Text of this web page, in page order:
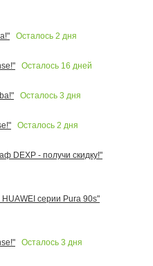
Осталось 2 дня
Осталось 16 дней
Осталось 3 дня
Осталось 2 дня
DEXP - получи скидку!"
серии Pura 90s"
Осталось 3 дня